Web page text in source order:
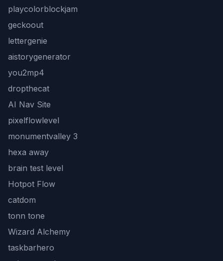
playcolorblockjam
geckoout
lettergenie
aistorygenerator
you2mp4
dropthecat
AI Nav Site
pixelflowlevel
monumentvalley 3
hexa away
brain test level
Hotpot Flow
catdom
tonn tone
Wizard Alchemy
taskbarhero